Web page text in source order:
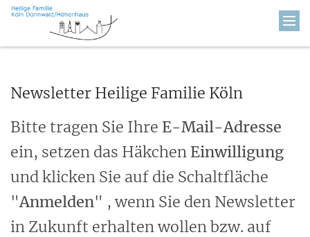
Zum Inhalt springen
Newsletter Heilige Familie Köln
Bitte tragen Sie Ihre E-Mail-Adresse
ein, setzen das Häkchen Einwilligung
und klicken Sie auf die Schaltfläche
"Anmelden" , wenn Sie den Newsletter
in Zukunft erhalten wollen bzw. auf